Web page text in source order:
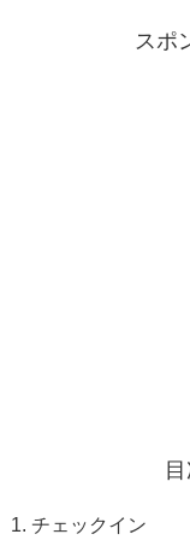
スポ
チェックイン